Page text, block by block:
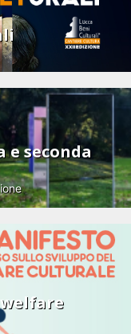
e seconda